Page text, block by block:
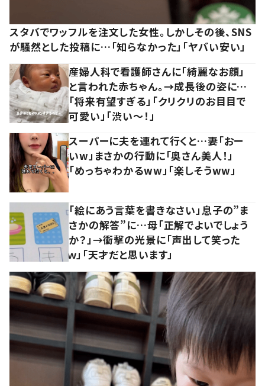
スタバでワッフルを注文した女性。しかしその後、SNS
が騒然とした投稿に…「知らなかった」「ヤバい安い」
産婦人科で看護師さんに「綺麗なお顔」
と言われた赤ちゃん。→成長後の姿に…
「将来有望すぎる」「クリクリのお目目で
可愛い」「渋い～！」
スーパーに夫を連れて行くと…妻「おー
いw」まさかの行動に「奥さん美人！」
「めっちゃわかるww」「楽しそうww」
「絵にあう言葉を書きなさい」息子の”ま
さかの解答”に…母「正解でよいでしょう
か？」→衝撃の光景に「声出して笑った
ｗ」「天才だと思います」